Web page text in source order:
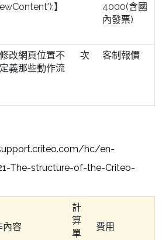
】
4000(含國
內發票)
改網頁位置不
義那些動作流
次 客制報價
hc/en-
The-structure-of-the-Criteo-
內容
計
算
單
費用